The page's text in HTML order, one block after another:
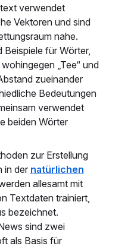
verwendet
Vektoren und sind
nahe.
Beispiele für Wörter,
„Tee“ und
zueinander
Bedeutungen
verwendet
beiden Wörter
zur Erstellung
in der natürlichen
allesamt mit
Textdaten trainiert,
bezeichnet.
sind zwei
als Basis für